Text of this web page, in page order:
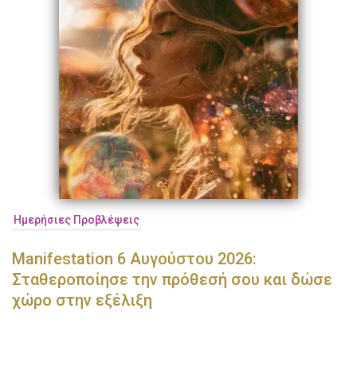
Ημερήσιες Προβλέψεις
Manifestation 6 Αυγούστου 2026:
Σταθεροποίησε την πρόθεσή σου και δώσε
χώρο στην εξέλιξη